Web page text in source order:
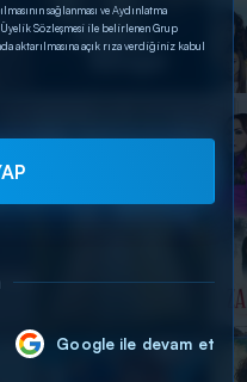
sağlanması ve Aydınlatma
Üyelik Sözleşmesi ile belirlenen Grup
aktarılmasına açık rıza verdiğiniz kabul
Google ile devam et